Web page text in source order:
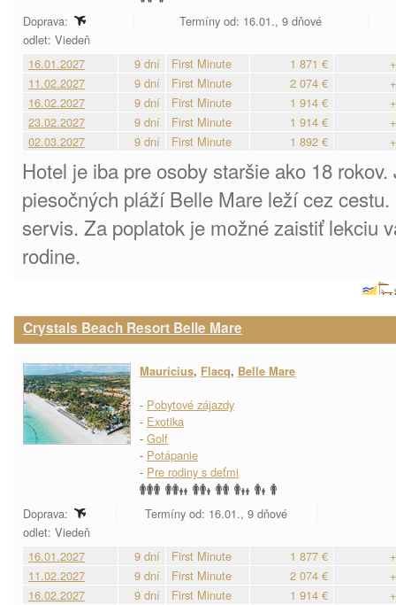
Doprava:
Termíny od: 16.01., 9 dňové
odlet: Viedeň
16.01.2027
9 dní First Minute 1 871 €
11.02.2027
9 dní First Minute 2 074 €
16.02.2027
9 dní First Minute 1 914 €
23.02.2027
9 dní First Minute 1 914 €
02.03.2027
9 dní First Minute 1 892 €
Hotel je iba pre osoby staršie ako 18
piesočných pláží Belle Mare leží cez
servis. Za poplatok je možné zaistiť lekciu
rodine.
Crystals Beach Resort Belle Mare
Maurícius, Flacq, Belle Mare
- Pobytové zájazdy
- Exotika
- Golf
- Potápanie
- Pre rodiny s deťmi
Doprava:
Termíny od: 16.01., 9 dňové
odlet: Viedeň
16.01.2027
9 dní First Minute 1 877 €
11.02.2027
9 dní First Minute 2 074 €
16.02.2027
9 dní First Minute 1 914 €